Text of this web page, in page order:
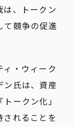
、トークン
て競争の促進
・ウィーク
ン氏は、資産
ークン化」
れることを